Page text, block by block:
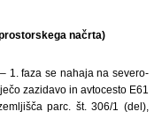
načrta)
1. faza se nahaja na severo-
zazidavo in avtocesto E61
parc. št. 306/1 (del),